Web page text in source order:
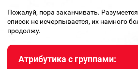
Пожалуй, пора заканчивать.
список не исчерпывается, их намного
продолжу.
Атрибутика с группами: